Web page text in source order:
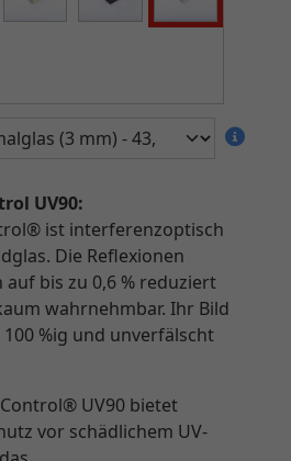
UV90:
ist interferenzoptisch
Die Reflexionen
bis zu 0,6 % reduziert
wahrnehmbar. Ihr Bild
%ig und unverfälscht
UV90 bietet
vor schädlichem UV-